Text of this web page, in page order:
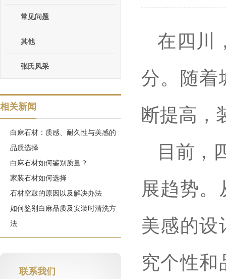
常见问题
其他
张氏风采
相关新闻
白麻石材：质感、耐久性与美感的
品质选择
白麻石材如何鉴别质量？
家装石材如何选择
石材空鼓的原因以及解决办法
如何鉴别白麻品质及安装时清洗方
法
联系我们
在四川
分。随着
断提高，
目前，
展趋势。
美感的设
究个性和